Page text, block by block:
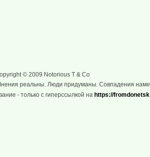
© 2009 Notorious T & Co
реальны. Люди придуманы. Совпадения
- только с гиперссылкой на https://